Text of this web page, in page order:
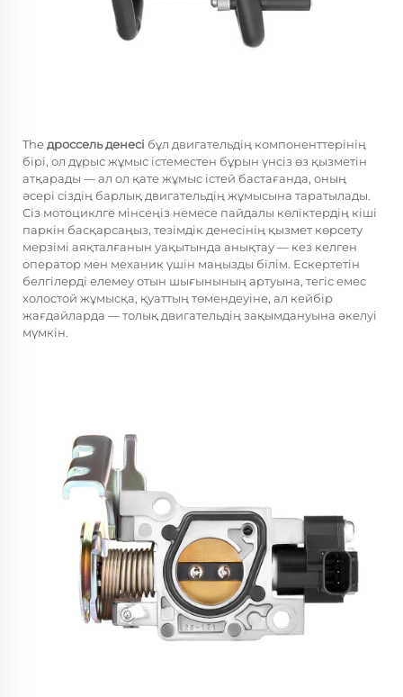
Theдроссель денесі бұл двигательдің компоненттерінің
бірі, ол дұрыс жұмыс істеместен бұрын үнсіз өз қызметін
атқарады — ал ол қате жұмыс істей бастағанда, оның
әсері сіздің барлық двигательдің жұмысына таратылады.
Сіз мотоциклге мінсеңіз немесе пайдалы көліктердің кіші
паркін басқарсаңыз, тезімдік денесінің қызмет көрсету
мерзімі аяқталғанын уақытында анықтау — кез келген
оператор мен механик үшін маңызды білім. Ескертетін
белгілерді елемеу отын шығынының артуына, тегіс емес
холостой жұмысқа, қуаттың төмендеуіне, ал кейбір
жағдайларда — толық двигательдің зақымдануына әкелуі
мүмкін.